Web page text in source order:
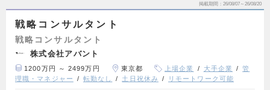
掲載期間 26/08/07～26/08/20
戦略コンサルタント
戦略コンサルタント
株式会社アバント
1200万円 ～ 2499万円 東京都 上場企業 大手企業
管
理職・マネジャー
転勤なし 土日祝休み リモートワーク可能